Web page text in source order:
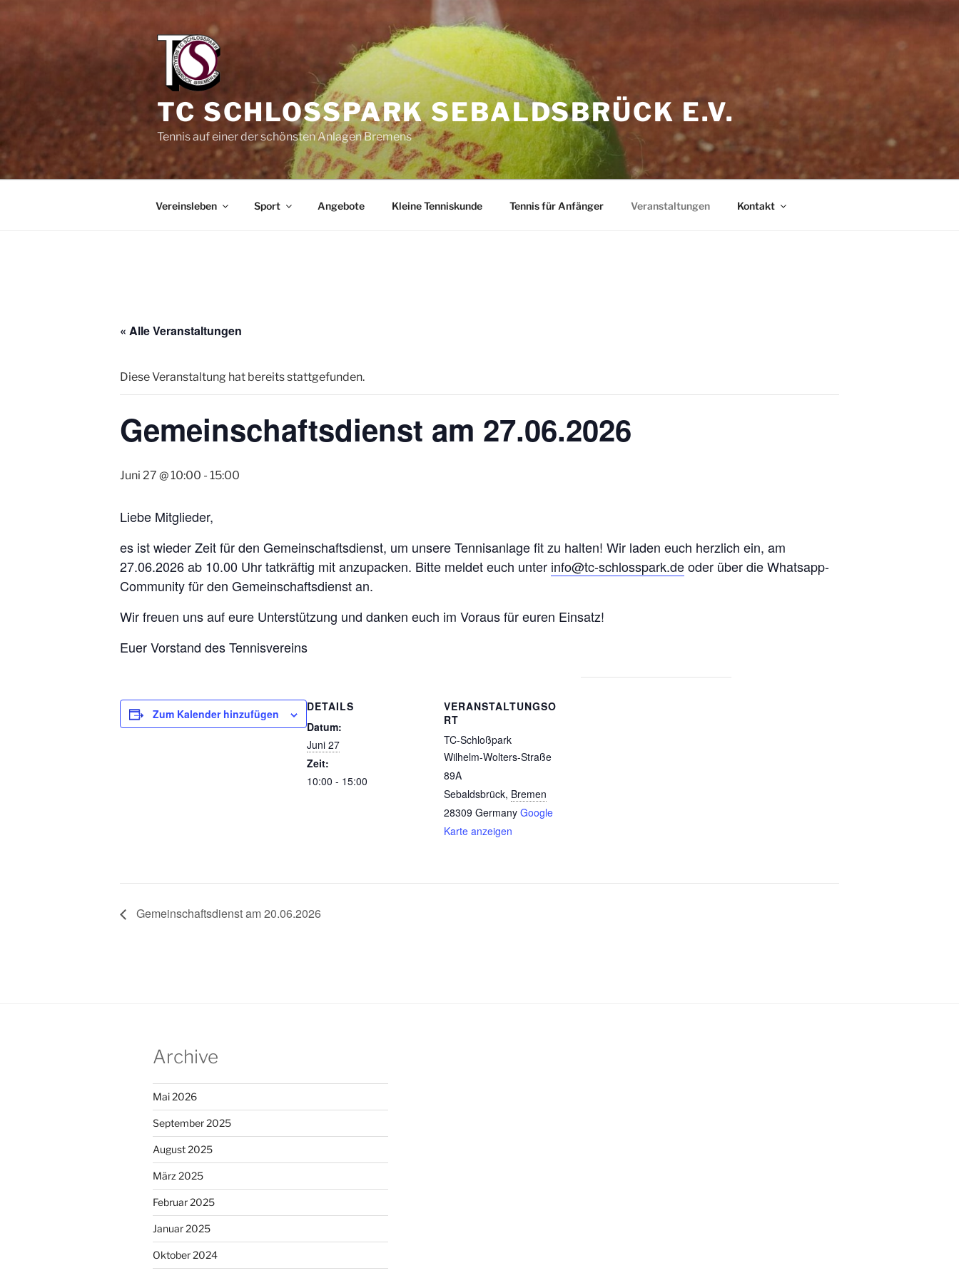
TC SCHLOSSPARK SEBALDSBRÜCK E.V.
Tennis auf einer der schönsten Anlagen Bremens
Vereinsleben Sport Angebote Kleine Tenniskunde Tennis für Anfänger Veranstaltungen Kontakt
« Alle Veranstaltungen
Diese Veranstaltung hat bereits stattgefunden.
Gemeinschaftsdienst am 27.06.2026
Juni 27 @ 10:00 - 15:00
Liebe Mitglieder,
es ist wieder Zeit für den Gemeinschaftsdienst, um unsere Tennisanlage fit zu halten! Wir laden euch herzlich ein, am
27.06.2026 ab 10.00 Uhr tatkräftig mit anzupacken. Bitte meldet euch unter info@tc-schlosspark.deoder über die Whatsapp-
Community für den Gemeinschaftsdienst an.
Wir freuen uns auf eure Unterstützung und danken euch im Voraus für euren Einsatz!
Euer Vorstand des Tennisvereins
Zum Kalender hinzufügen
DETAILS
Datum:
Juni 27
Zeit:
10:00 - 15:00
VERANSTALTUNGSO
RT
TC-Schloßpark
Wilhelm-Wolters-Straße
89A
Sebaldsbrück, Bremen
28309 Germany Google
Karte anzeigen
Gemeinschaftsdienst am 20.06.2026
Archive
Mai 2026
September 2025
August 2025
März 2025
Februar 2025
Januar 2025
Oktober 2024